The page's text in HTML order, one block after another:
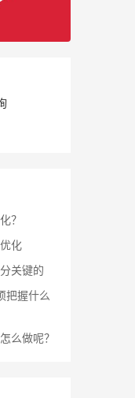
？
化
关键的
把握什么
么做呢？